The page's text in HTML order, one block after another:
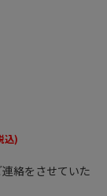
込)
絡をさせていた